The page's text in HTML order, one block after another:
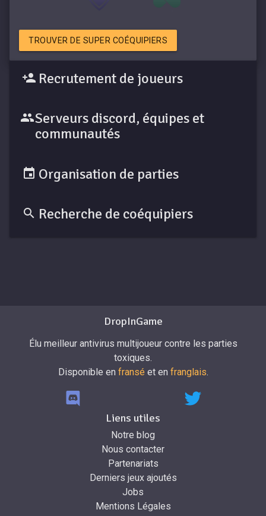
TROUVER DE SUPER COÉQUIPIERS
Recrutement de joueurs
Serveurs discord, équipes et
communautés
Organisation de parties
Recherche de coéquipiers
DropInGame
Élu meilleur antivirus multijoueur contre les parties
toxiques.
Disponible en fransé et en franglais.
Liens utiles
Notre blog
Nous contacter
Partenariats
Derniers jeux ajoutés
Jobs
Mentions Légales